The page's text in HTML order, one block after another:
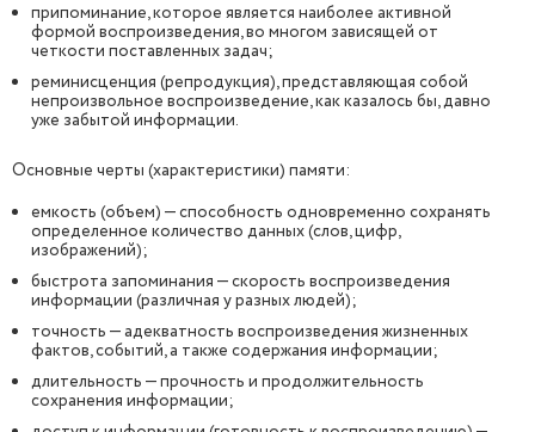
припоминание, которое является наиболее активной
формой воспроизведения, во многом зависящей от
четкости поставленных задач;
реминисценция (репродукция), представляющая собой
непроизвольное воспроизведение, как казалось бы, давно
уже забытой информации.
Основные черты (характеристики) памяти:
емкость (объем) — способность одновременно сохранять
определенное количество данных (слов, цифр,
изображений);
быстрота запоминания — скорость воспроизведения
информации (различная у разных людей);
точность — адекватность воспроизведения жизненных
фактов, событий, а также содержания информации;
длительность — прочность и продолжительность
сохранения информации;